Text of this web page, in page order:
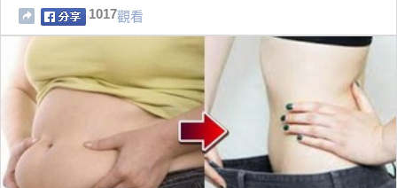
1017觀看